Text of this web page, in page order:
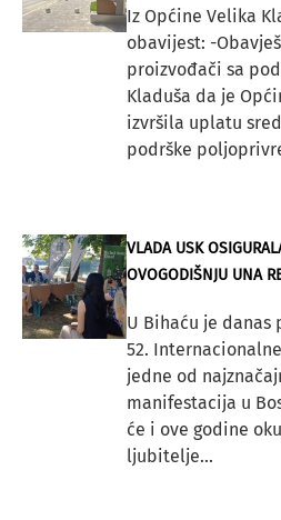
Iz Općine Velika
obavijest: -
proizvođači sa
Kladuša da je
izvršila uplatu
podrške
VLADA USK
OVOGODIŠNJU UNA
U Bihaću je danas
52.
jedne od
manifestacija u
će i ove godine
ljubitelje...